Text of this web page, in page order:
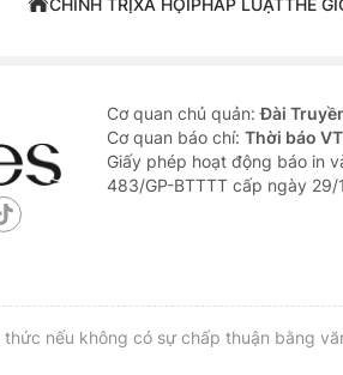
CHÍNH TRỊXÃ HỘIPHÁP LUẬTTHẾ
Cơ quan chủ quản:Đài
Cơ quan báo chí: Thời báo
Giấy phép hoạt động báo in
483/GP-BTTTT cấp ngày 29/
nếu không có sự chấp thuận bằng